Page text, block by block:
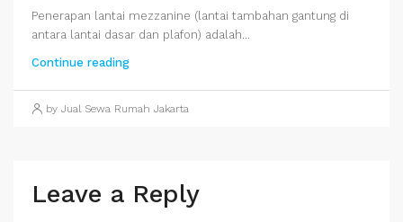
Penerapan lantai mezzanine (lantai tambahan gantung di
antara lantai dasar dan plafon) adalah...
Continue reading
by Jual Sewa Rumah Jakarta
Leave a Reply